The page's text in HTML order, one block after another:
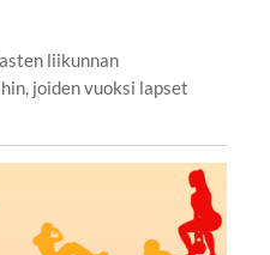
liikunnan
joiden vuoksi lapset